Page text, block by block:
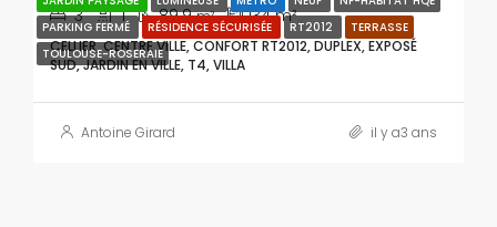
PARKING FERMÉ
RÉSIDENCE SÉCURISÉE RT2012
TERRASSE
TOULOUSE-ROSERAIE
3 1 89.9 m² 134m²
CELLIER, CENTRE VILLE, CONFORT RT2012, DUPLEX, EXPOSÉ
SUD, JARDIN EN VILLE, T4, VILLA
Antoine Girard il y a3 ans